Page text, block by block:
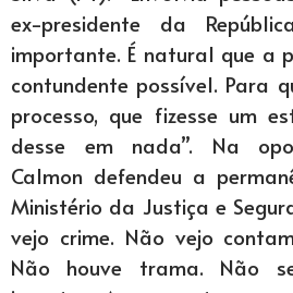
ex-presidente da
importante. É natural que a
contundente possível. Para
processo, que fizesse um
desse em nada”. Na
Calmon defendeu a
Ministério da Justiça e
vejo crime. Não vejo
Não houve trama. Não